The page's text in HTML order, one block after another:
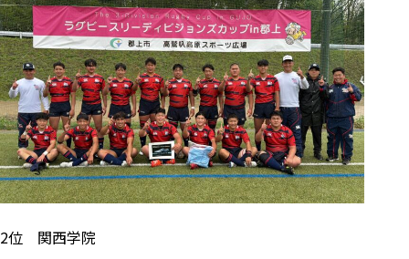
2位 関西学院